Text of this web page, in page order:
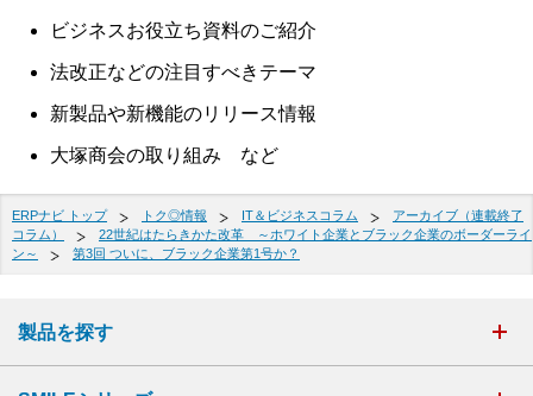
ビジネスお役立ち資料のご紹介
法改正などの注目すべきテーマ
新製品や新機能のリリース情報
大塚商会の取り組み など
ERPナビ トップ トク◎情報 IT＆ビジネスコラム
アーカイブ（連載終了
コラム）
22世紀はたらきかた改革 ～ホワイト企業とブラック企業のボーダーライ
ン～
第3回 ついに、ブラック企業第1号か？
製品を探す